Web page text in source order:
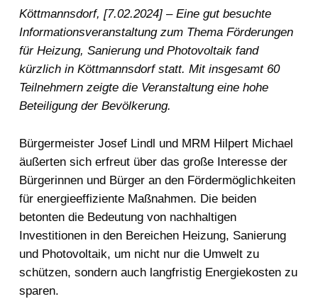
Köttmannsdorf, [7.02.2024] – Eine gut besuchte
Informationsveranstaltung zum Thema Förderungen
für Heizung, Sanierung und Photovoltaik fand
kürzlich in Köttmannsdorf statt. Mit insgesamt 60
Teilnehmern zeigte die Veranstaltung eine hohe
Beteiligung der Bevölkerung.
Bürgermeister Josef Lindl und MRM Hilpert Michael
äußerten sich erfreut über das große Interesse der
Bürgerinnen und Bürger an den Fördermöglichkeiten
für energieeffiziente Maßnahmen. Die beiden
betonten die Bedeutung von nachhaltigen
Investitionen in den Bereichen Heizung, Sanierung
und Photovoltaik, um nicht nur die Umwelt zu
schützen, sondern auch langfristig Energiekosten zu
sparen.